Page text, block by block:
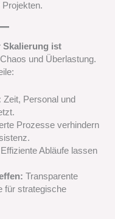
Skalierung ist
und Überlastung.
Zeit, Personal und
Prozesse verhindern
Effiziente Abläufe lassen
Transparente
für strategische